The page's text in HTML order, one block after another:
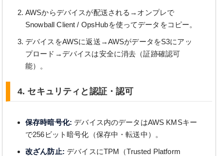
AWSからデバイスが配送される→オンプレで
Snowball Client / OpsHubを使ってデータをコピー。
デバイスをAWSに返送→AWSがデータをS3にアッ
プロード→デバイスは安全に消去（証跡確認可
能）。
4. セキュリティと認証・認可
保存時暗号化: デバイス内のデータはAWS KMSキー
で256ビット暗号化（保存中・転送中）。
改ざん防止: デバイスにTPM（Trusted Platform